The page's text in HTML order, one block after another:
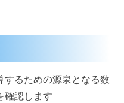
するための源泉となる数
確認します